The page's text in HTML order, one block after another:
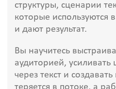
структуры, сценарии
которые используются
и дают результат.
Вы научитесь
аудиторией, усиливать
через текст и
теряется в потоке, а